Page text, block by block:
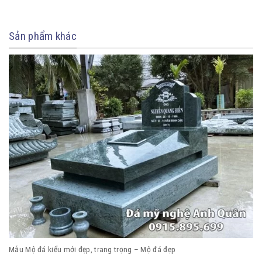
Sản phẩm khác
Mẫu Mộ đá kiểu mới đẹp, trang trọng – Mộ đá đẹp